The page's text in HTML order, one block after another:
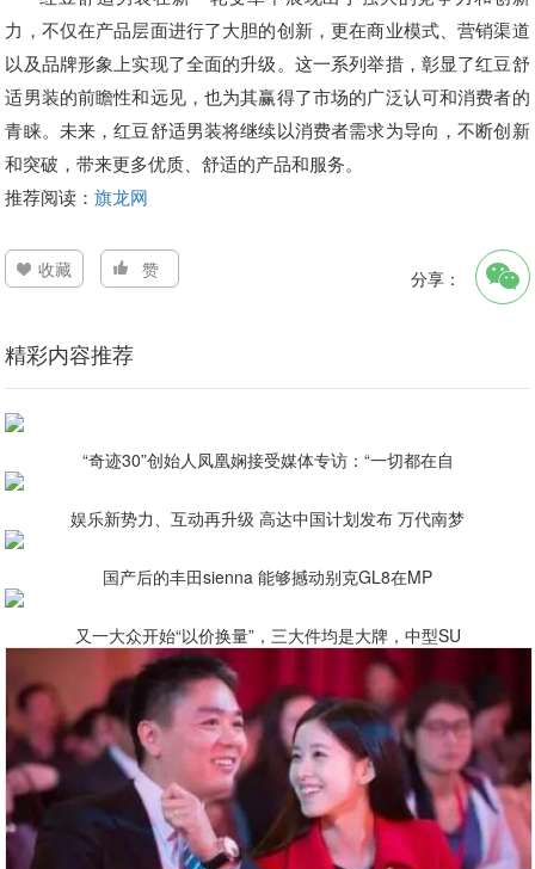
力，不仅在产品层面进行了大胆的创新，更在商业模式、营销渠道
以及品牌形象上实现了全面的升级。这一系列举措，彰显了红豆舒
适男装的前瞻性和远见，也为其赢得了市场的广泛认可和消费者的
青睐。未来，红豆舒适男装将继续以消费者需求为导向，不断创新
和突破，带来更多优质、舒适的产品和服务。
推荐阅读：旗龙网
收藏 赞 分享：
精彩内容推荐
“奇迹30”创始人凤凰娴接受媒体专访：“一切都在自
娱乐新势力、互动再升级 高达中国计划发布 万代南梦
国产后的丰田sienna 能够撼动别克GL8在MP
又一大众开始“以价换量”，三大件均是大牌，中型SU